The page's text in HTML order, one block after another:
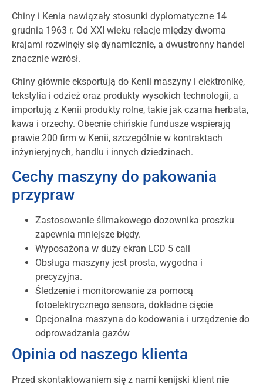
Chiny i Kenia nawiązały stosunki dyplomatyczne 14
grudnia 1963 r. Od XXI wieku relacje między dwoma
krajami rozwinęły się dynamicznie, a dwustronny handel
znacznie wzrósł.
Chiny głównie eksportują do Kenii maszyny i elektronikę,
tekstylia i odzież oraz produkty wysokich technologii, a
importują z Kenii produkty rolne, takie jak czarna herbata,
kawa i orzechy. Obecnie chińskie fundusze wspierają
prawie 200 firm w Kenii, szczególnie w kontraktach
inżynieryjnych, handlu i innych dziedzinach.
Cechy maszyny do pakowania
przypraw
Zastosowanie ślimakowego dozownika proszku
zapewnia mniejsze błędy.
Wyposażona w duży ekran LCD 5 cali
Obsługa maszyny jest prosta, wygodna i
precyzyjna.
Śledzenie i monitorowanie za pomocą
fotoelektrycznego sensora, dokładne cięcie
Opcjonalna maszyna do kodowania i urządzenie do
odprowadzania gazów
Opinia od naszego klienta
Przed skontaktowaniem się z nami kenijski klient nie